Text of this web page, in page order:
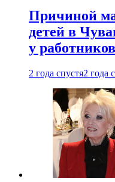
Причиной
детей в
у
2 года спустя2 года